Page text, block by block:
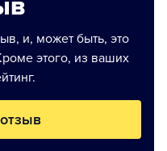
и, может быть, это
этого, из ваших